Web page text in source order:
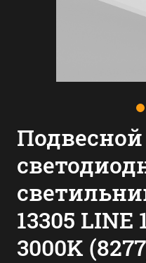
Подвесной
13305 LINE
3000K